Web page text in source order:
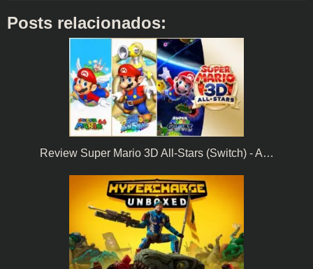
Posts relacionados:
Review Super Mario 3D All-Stars (Switch) - A…